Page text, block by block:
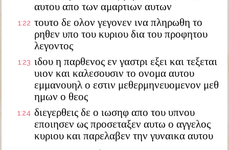
αυτου απο των αμαρτιων αυτων
1:22 τουτο δε ολον γεγονεν ινα πληρωθη το
ρηθεν υπο του κυριου δια του προφητου
λεγοντος
1:23 ιδου η παρθενος εν γαστρι εξει και τεξεται
υιον και καλεσουσιν το ονομα αυτου
εμμανουηλ ο εστιν μεθερμηνευομενον μεθ
ημων ο θεος
1:24 διεγερθεις δε ο ιωσηφ απο του υπνου
εποιησεν ως προσεταξεν αυτω ο αγγελος
κυριου και παρελαβεν την γυναικα αυτου